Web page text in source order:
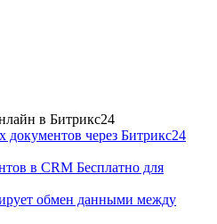
в Битрикс24
через Битрикс24
в CRM Бесплатно для
обмен данными между